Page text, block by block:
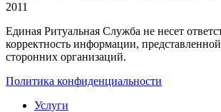
2011
Единая Ритуальная Служба не несет
корректность информации,
сторонних организаций.
Политика конфиденциальности
Услуги